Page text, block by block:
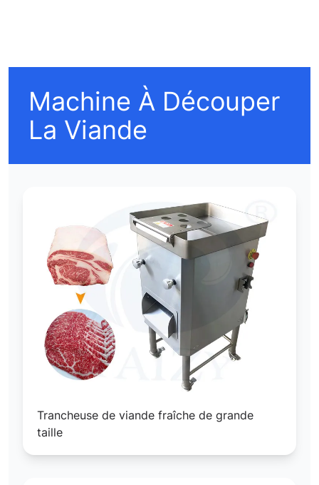
Machine À Découper
La Viande
Trancheuse de viande fraîche de grande
taille